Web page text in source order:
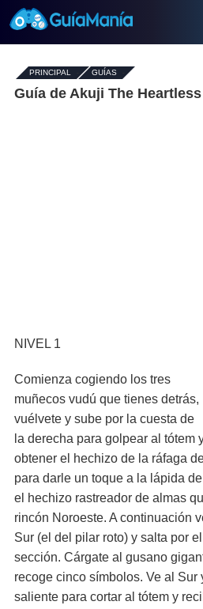
PRINCIPAL - GUÍAS-
Guía de Akuji The Heartless
NIVEL 1
Comienza cogiendo los tres
muñecos vudú que tienes detrás,
vuélvete y sube por la cuesta de
la derecha para golpear al tótem
obtener el hechizo de la ráfaga
para darle un toque a la lápida
el hechizo rastreador de almas
rincón Noroeste. A continuación
Sur (el del pilar roto) y salta por
sección. Cárgate al gusano
recoge cinco símbolos. Ve al Sur
saliente para cortar al tótem y